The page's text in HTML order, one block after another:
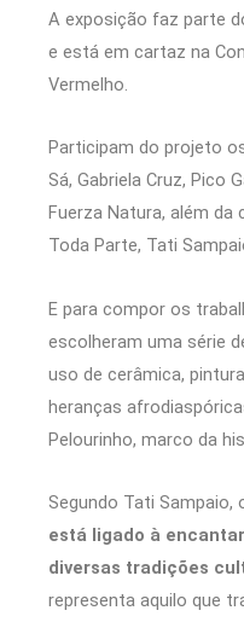
A exposição faz parte
e está em cartaz na
Vermelho.
Participam do projeto
Sá, Gabriela Cruz, Pico
Fuerza Natura, além
Toda Parte, Tati
E para compor os
escolheram uma série
uso de cerâmica,
heranças
Pelourinho, marco da
Segundo Tati Sampaio,
está ligado à
diversas tradições
representa aquilo que